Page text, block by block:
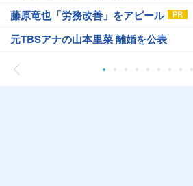
藤原竜也「労務改善」をアピール
元TBSアナの山本里菜 離婚を公表